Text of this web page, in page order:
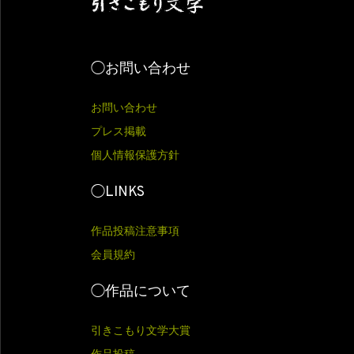
◯お問い合わせ
お問い合わせ
プレス掲載
個人情報保護方針
◯LINKS
作品投稿注意事項
会員規約
◯作品について
引きこもり文学大賞